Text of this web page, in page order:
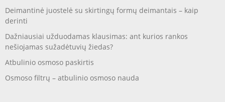
Deimantinė juostelė su skirtingų formų deimantais – kaip
derinti
Dažniausiai užduodamas klausimas: ant kurios rankos
nešiojamas sužadėtuvių žiedas?
Atbulinio osmoso paskirtis
Osmoso filtrų – atbulinio osmoso nauda